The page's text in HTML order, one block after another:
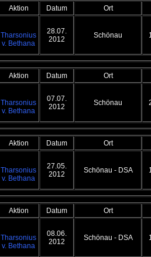
Aktion Datum Ort
Tharsonius
v. Bethana
28.07.
2012
Schönau
Aktion Datum Ort
Tharsonius
v. Bethana
07.07.
2012
Schönau
Aktion Datum Ort
Tharsonius
v. Bethana
27.05.
2012
Schönau - DSA
Aktion Datum Ort
Tharsonius
v. Bethana
08.06.
2012
Schönau - DSA